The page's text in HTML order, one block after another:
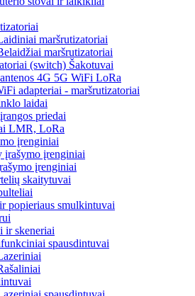
maršrutizatoriai
maršrutizatoriai
(switch) Šakotuvai
4G 5G WiFi LoRa
adapteriai - maršrutizatoriai
laidai
priedai
LMR, LoRa
įrenginiai
įrašymo įrenginiai
įrenginiai
skaitytuvai
popieriaus smulkintuvai
ir skeneriai
spausdintuvai